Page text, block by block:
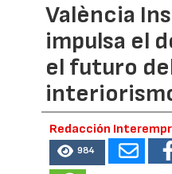
València
impulsa el
el futuro
Redacción
984